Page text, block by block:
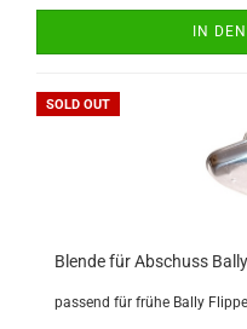
IN
SOLD OUT
Blende für Abschuss Bally
passend für frühe Bally